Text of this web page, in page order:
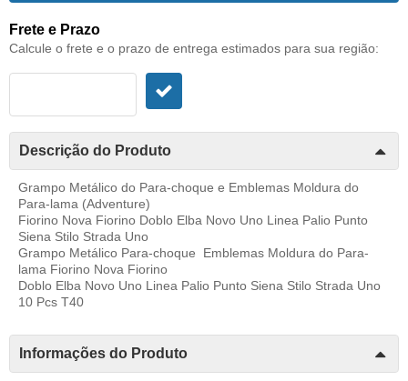
Frete e Prazo
Calcule o frete e o prazo de entrega estimados para sua região:
Descrição do Produto
Grampo Metálico do Para-choque e Emblemas Moldura do
Para-lama (Adventure)
Fiorino Nova Fiorino Doblo Elba Novo Uno Linea Palio Punto
Siena Stilo Strada Uno
Grampo Metálico Para-choque Emblemas Moldura do Para-
lama Fiorino Nova Fiorino
Doblo Elba Novo Uno Linea Palio Punto Siena Stilo Strada Uno
10 Pcs T40
Informações do Produto